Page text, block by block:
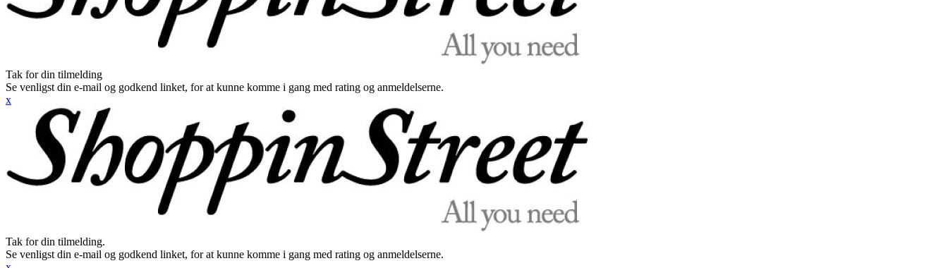
Tak for din tilmelding
Se venligst din e-mail og godkend linket, for at kunne komme i gang med rating og anmeldelserne.
x
Tak for din tilmelding.
Se venligst din e-mail og godkend linket, for at kunne komme i gang med rating og anmeldelserne.